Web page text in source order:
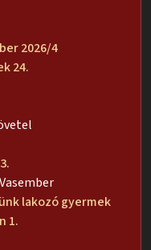
2026/4
24.
lakozó gyermek
1.